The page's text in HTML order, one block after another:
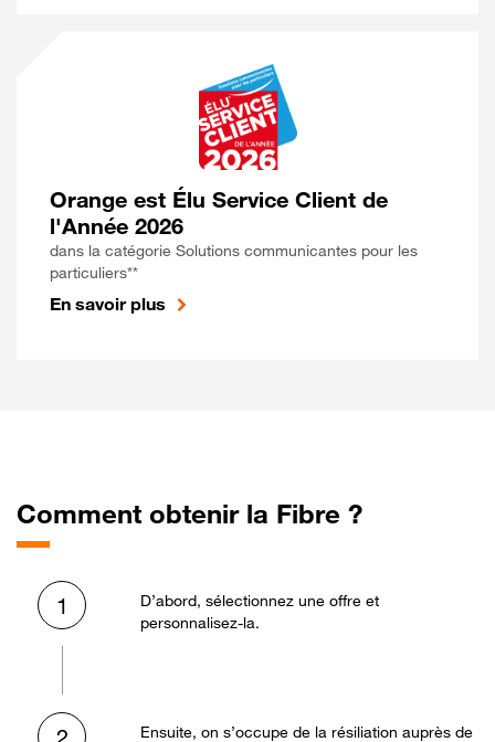
Orange est Élu Service Client de
l'Année 2026
dans la catégorie Solutions communicantes pour les
particuliers**
En savoir plus
Comment obtenir la Fibre ?
1
D’abord, sélectionnez une offre et
personnalisez-la.
Ensuite, on s’occupe de la résiliation auprès de